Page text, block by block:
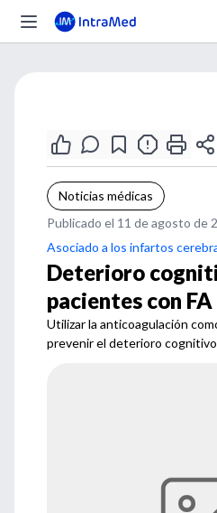
Noticias médicas
Publicado el 11 de agosto de
Asociado a los infartos
Deterioro
pacientes con FA
Utilizar la anticoagulación
prevenir el deterioro